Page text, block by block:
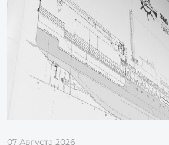
07 Августа 2026